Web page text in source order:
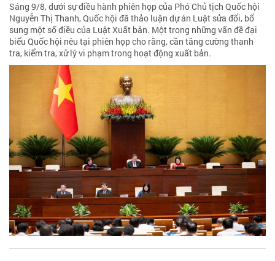
Sáng 9/8, dưới sự điều hành phiên họp của Phó Chủ tịch Quốc hội
Nguyễn Thị Thanh, Quốc hội đã thảo luận dự án Luật sửa đổi, bổ
sung một số điều của Luật Xuất bản. Một trong những vấn đề đại
biểu Quốc hội nêu tại phiên họp cho rằng, cần tăng cường thanh
tra, kiểm tra, xử lý vi phạm trong hoạt động xuất bản.